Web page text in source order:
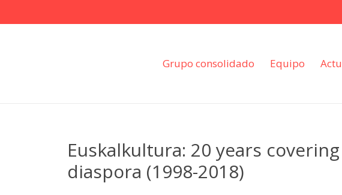
Grupo consolidado Equipo
Euskalkultura: 20 years
diaspora (1998-2018)